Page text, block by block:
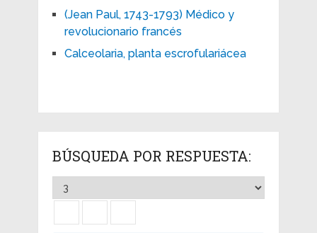
(Jean Paul, 1743-1793) Médico y
revolucionario francés
Calceolaria, planta escrofulariácea
BÚSQUEDA POR RESPUESTA: